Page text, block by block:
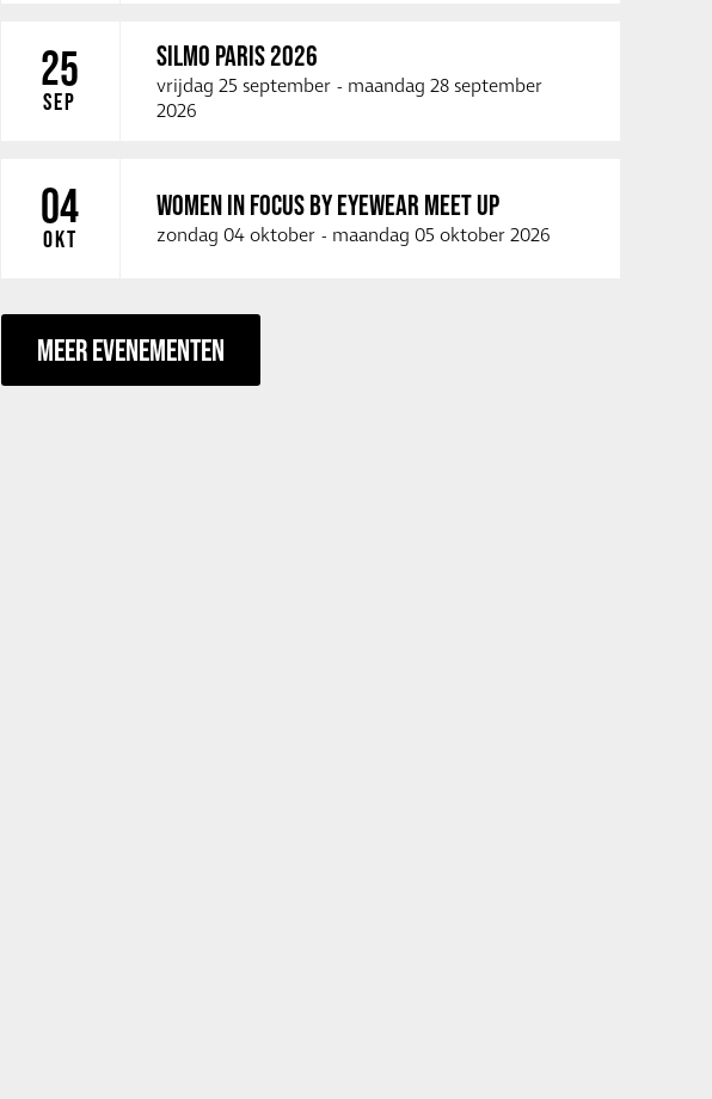
25
SEP
SILMO PARIS 2026
vrijdag 25 september - maandag 28 september
2026
04
OKT
WOMEN IN FOCUS BY EYEWEAR MEET UP
zondag 04 oktober - maandag 05 oktober 2026
MEER EVENEMENTEN